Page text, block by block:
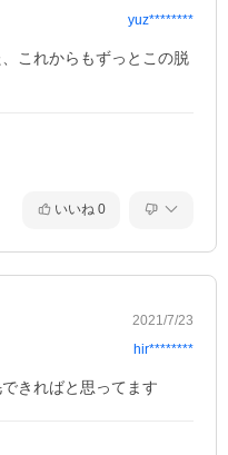
yuz********
これからもずっとこの脱
いいね 0
2021/7/23
hir********
きればと思ってます